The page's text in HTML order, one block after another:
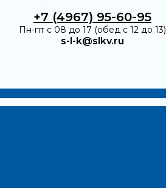
+7 (4967) 95-60-95
Пн-пт с 08 до 17 (обед с 12 до 13)
s-l-k@slkv.ru